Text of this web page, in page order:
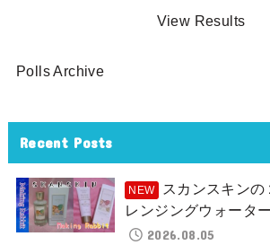
View Results
Polls Archive
Recent Posts
スカンスキンの
レンジングウォータ
2026.08.05